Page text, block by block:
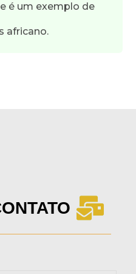
é um exemplo de
africano.